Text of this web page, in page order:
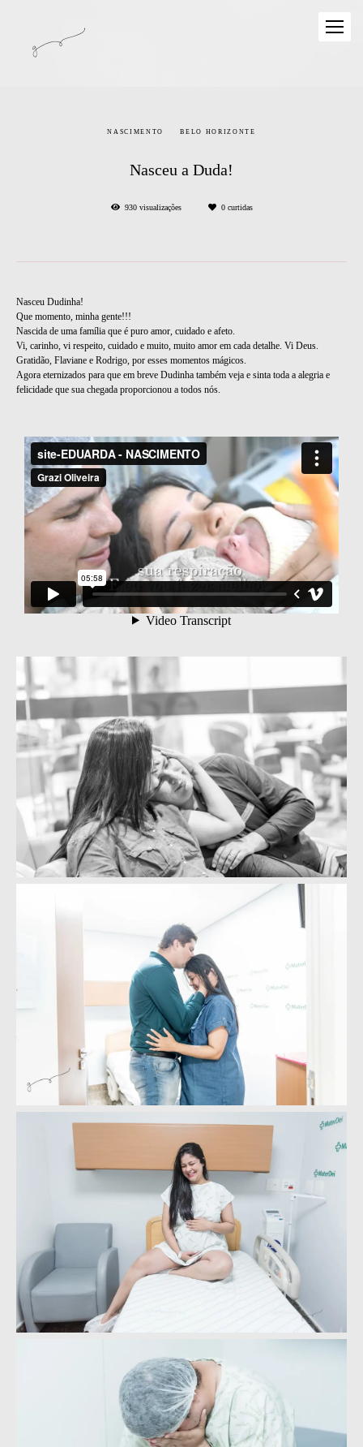
NASCIMENTO BELO HORIZONTE
Nasceu a Duda!
930visualizações 0curtidas
Nasceu Dudinha!
Que momento, minha gente!!!
Nascida de uma família que é puro amor, cuidado e afeto.
Vi, carinho, vi respeito, cuidado e muito, muito amor em cada detalhe. Vi Deus.
Gratidão, Flaviane e Rodrigo, por esses momentos mágicos.
Agora eternizados para que em breve Dudinha também veja e sinta toda a alegria e
felicidade que sua chegada proporcionou a todos nós.